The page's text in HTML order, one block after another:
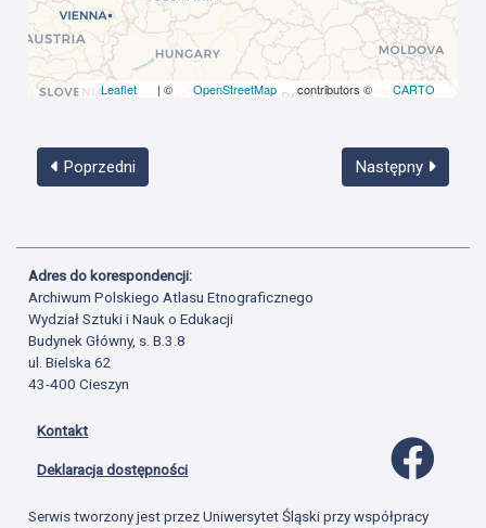
Leaflet | © OpenStreetMap contributors © CARTO
Poprzedni Następny
Adres do korespondencji:
Archiwum Polskiego Atlasu Etnograficznego
Wydział Sztuki i Nauk o Edukacji
Budynek Główny, s. B.3.8
ul. Bielska 62
43-400 Cieszyn
Kontakt
Deklaracja dostępności
Serwis tworzony jest przez Uniwersytet Śląski przy współpracy